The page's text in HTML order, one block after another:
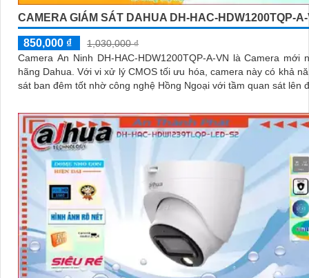
CAMERA GIÁM SÁT DAHUA DH-HAC-HDW1200TQP-
850,000 ₫
1,030,000 ₫
Camera An Ninh DH-HAC-HDW1200TQP-A-VN là Camera mới
hãng Dahua. Với vi xử lý CMOS tối ưu hóa, camera này có khả năng giám
sát ban đêm tốt nhờ công nghệ Hồng Ngoại với tầm quan sát lên